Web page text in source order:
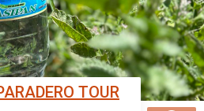
TOUR